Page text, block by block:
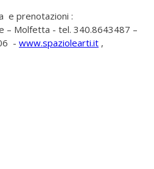
e prenotazioni :
– Molfetta - tel. 340.8643487 –
- www.spaziolearti.it ,